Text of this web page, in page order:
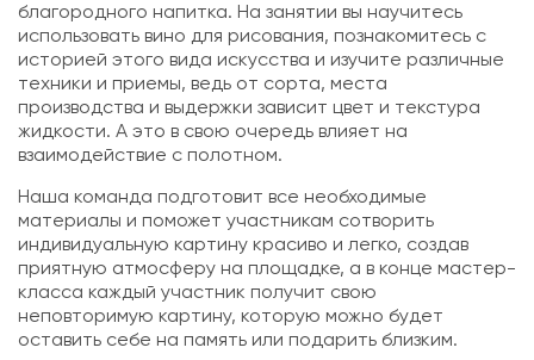
благородного напитка. На занятии вы научитесь
использовать вино для рисования, познакомитесь с
историей этого вида искусства и изучите различные
техники и приемы, ведь от сорта, места
производства и выдержки зависит цвет и текстура
жидкости. А это в свою очередь влияет на
взаимодействие с полотном.
Наша команда подготовит все необходимые
материалы и поможет участникам сотворить
индивидуальную картину красиво и легко, создав
приятную атмосферу на площадке, а в конце мастер-
класса каждый участник получит свою
неповторимую картину, которую можно будет
оставить себе на память или подарить близким.